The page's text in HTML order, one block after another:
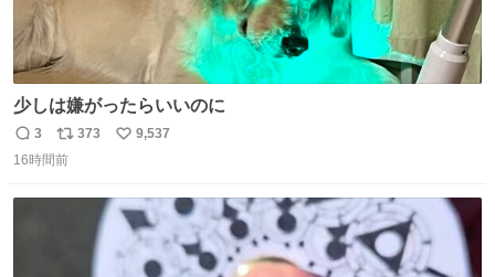
少しは嫌がったらいいのに
返
信
3
リ
ポ
373
い
数
9,537
16時間前